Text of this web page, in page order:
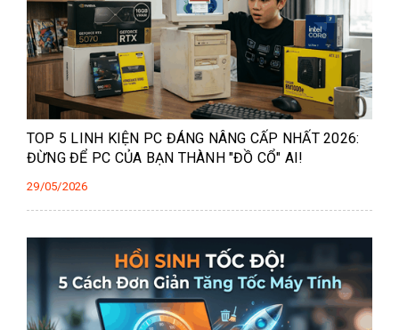
TOP 5 LINH KIỆN PC ĐÁNG NÂNG CẤP NHẤT 2026:
ĐỪNG ĐỂ PC CỦA BẠN THÀNH "ĐỒ CỔ" AI!
29/05/2026